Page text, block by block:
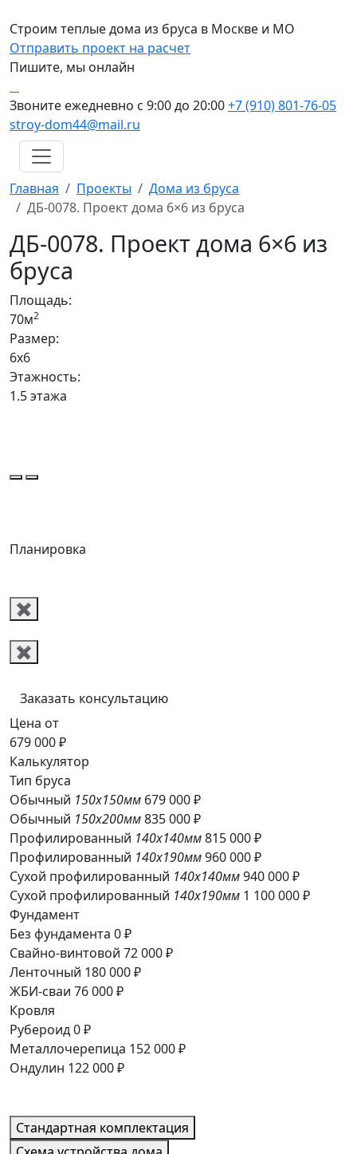
Строим теплые дома из бруса в Москве и МО
Отправить проект на расчет
Пишите, мы онлайн
Звоните ежедневно с 9:00 до 20:00+7 (910) 801-76-05
stroy-dom44@mail.ru
Главная Проекты
Дома из бруса
ДБ-0078. Проект дома 6×6 из бруса
ДБ-0078. Проект дома 6×6 из
бруса
Площадь:
70м2
Размер:
6x6
Этажность:
1.5 этажа
Планировка
✖
✖
Заказать консультацию
Цена от
679 000 ₽
Калькулятор
Тип бруса
Обычный 150x150мм 679 000 ₽
Обычный 150x200мм835 000 ₽
Профилированный 140x140мм815 000 ₽
Профилированный 140x190мм960 000 ₽
Сухой профилированный 140x140мм940 000 ₽
Сухой профилированный 140x190мм 1 100 000 ₽
Фундамент
Без фундамента 0 ₽
Свайно-винтовой 72 000 ₽
Ленточный 180 000 ₽
ЖБИ-сваи 76 000 ₽
Кровля
Рубероид0 ₽
Металлочерепица 152 000 ₽
Ондулин 122 000 ₽
Cтандартная комплектация